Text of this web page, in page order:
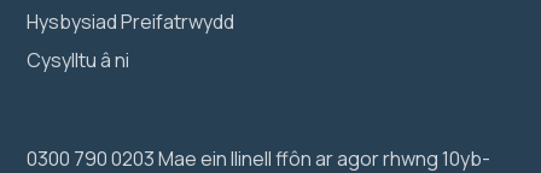
Hysbysiad Preifatrwydd
Cysylltu â ni
0300 790 0203 Mae ein llinell ffôn ar agor rhwng 10yb-